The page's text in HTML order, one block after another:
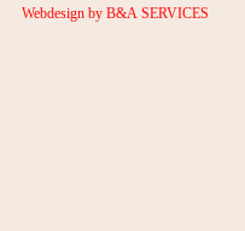
Webdesign by B&A SERVICES